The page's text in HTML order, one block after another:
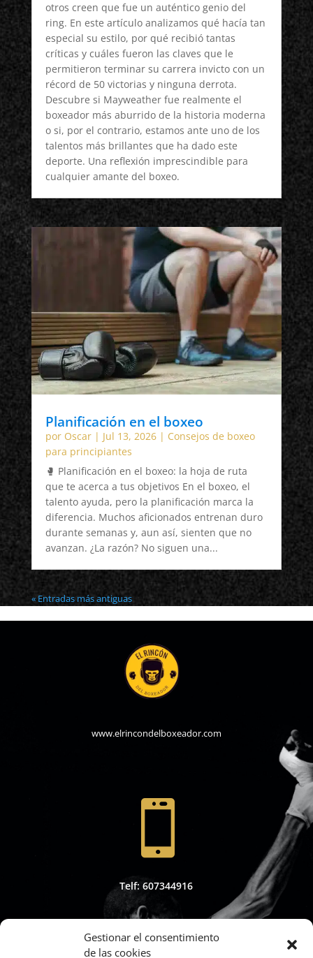
Gestionar el consentimiento
de las cookies
otros creen que fue un auténtico genio del
ring. En este artículo analizamos qué hacía tan
especial su estilo, por qué recibió tantas
críticas y cuáles fueron las claves que le
permitieron terminar su carrera invicto con un
récord de 50 victorias y ninguna derrota.
Descubre si Mayweather fue realmente el
boxeador más aburrido de la historia moderna
o si, por el contrario, estamos ante uno de los
talentos más brillantes que ha dado este
deporte. Una reflexión imprescindible para
cualquier amante del boxeo.
Planificación en el boxeo
por Oscar| Jul 13, 2026| Consejos de boxeo
para principiantes
🥊 Planificación en el boxeo: la hoja de ruta
que te acerca a tus objetivos En el boxeo, el
talento ayuda, pero la planificación marca la
diferencia. Muchos aficionados entrenan duro
durante semanas y, aun así, sienten que no
avanzan. ¿La razón? No siguen una...
« Entradas más antiguas
www.elrincondelboxeador.com

Telf: 607344916